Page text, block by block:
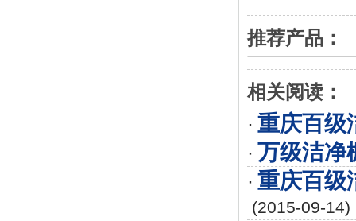
推荐产品：
相关阅读：
· 重庆百级
· 万级洁净
· 重庆百级
(2015-09-14)